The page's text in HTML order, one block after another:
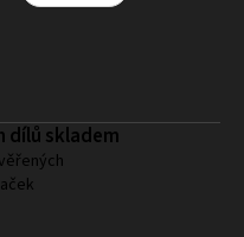
dílů skladem